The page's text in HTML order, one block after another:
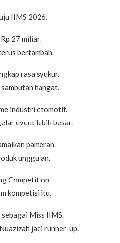
IIMS 2026.
27 miliar.
bertambah.
rasa syukur.
hangat.
industri otomotif.
event lebih besar.
pameran.
unggulan.
Competition.
kompetisi itu.
Miss IIMS.
jadi runner-up.